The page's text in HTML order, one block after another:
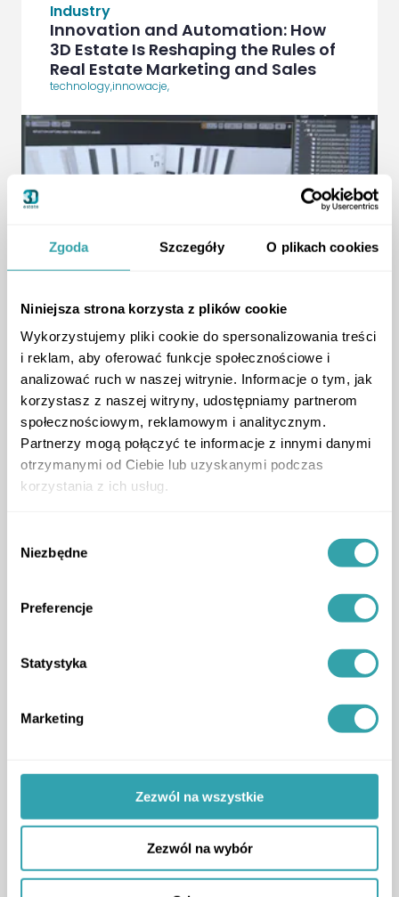
Zgoda Szczegóły O plikach cookies
Niniejsza strona korzysta z plików cookie
Wykorzystujemy pliki cookie do spersonalizowania treści
i reklam, aby oferować funkcje społecznościowe i
analizować ruch w naszej witrynie. Informacje o tym, jak
korzystasz z naszej witryny, udostępniamy partnerom
społecznościowym, reklamowym i analitycznym.
Partnerzy mogą połączyć te informacje z innymi danymi
otrzymanymi od Ciebie lub uzyskanymi podczas
korzystania z ich usług.
zgody
Niezbędne
Preferencje
Statystyka
Marketing
Zezwól na wszystkie
Zezwól na wybór
Industry
Innovation and Automation: How
3D Estate Is Reshaping the Rules of
Real Estate Marketing and Sales
technology,innowacje,
Developer Inspirations
New Technologies in Real Estate
Trends, Tools, and Buyer Confidence
podcast,
ArrowRightLong
Breathing New Life into Old Walls
How developers shape the future while
podcast,